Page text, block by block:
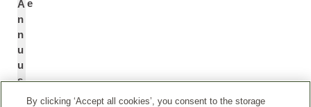
A
n
n
u
u
s
e
By clicking ‘Accept all cookies’, you consent to the storage